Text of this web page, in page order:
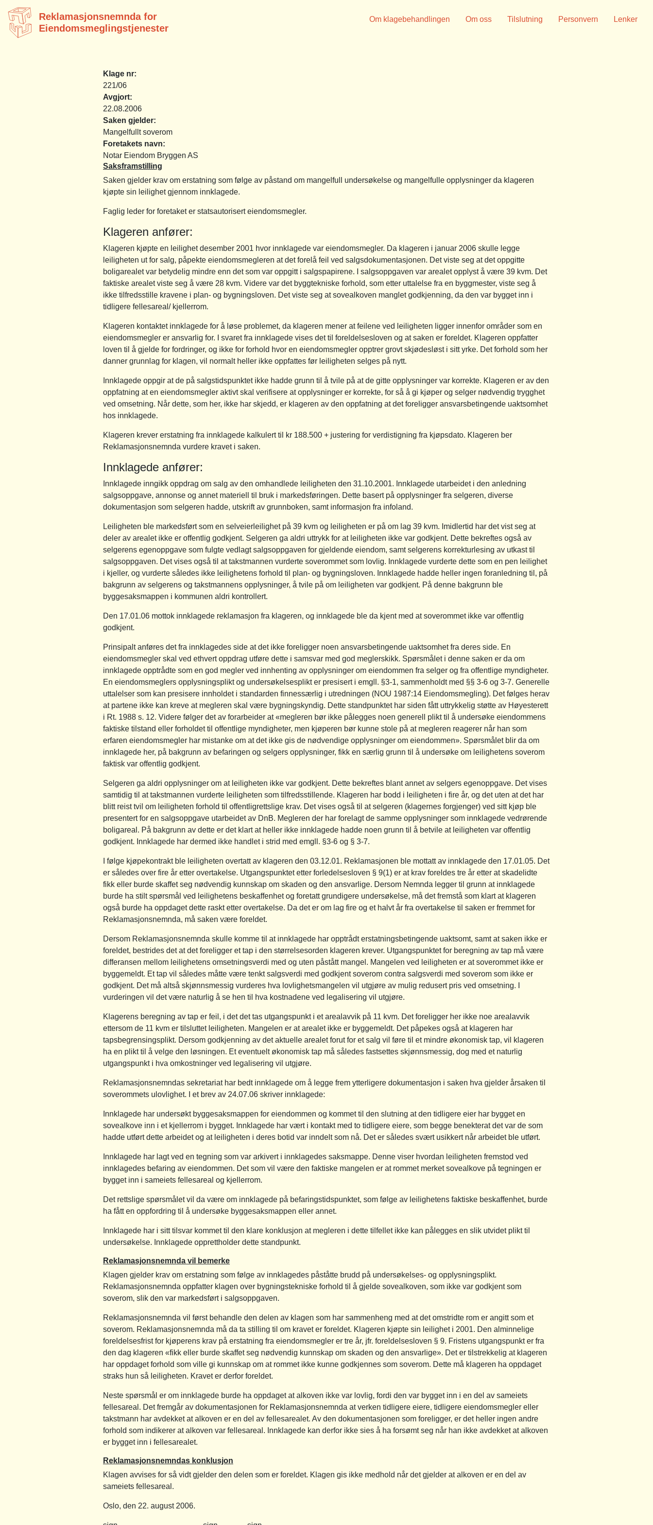
Reklamasjonsnemnda for
Eiendomsmeglingstjenester
Om klagebehandlingen Om oss Tilslutning Personvern Lenker
Klage nr:
221/06
Avgjort:
22.08.2006
Saken gjelder:
Mangelfullt soverom
Foretakets navn:
Notar Eiendom Bryggen AS
Saksframstilling
Saken gjelder krav om erstatning som følge av påstand om mangelfull undersøkelse og mangelfulle opplysninger da klageren
kjøpte sin leilighet gjennom innklagede.
Faglig leder for foretaket er statsautorisert eiendomsmegler.
Klageren anfører:
Klageren kjøpte en leilighet desember 2001 hvor innklagede var eiendomsmegler. Da klageren i januar 2006 skulle legge
leiligheten ut for salg, påpekte eiendomsmegleren at det forelå feil ved salgsdokumentasjonen. Det viste seg at det oppgitte
boligarealet var betydelig mindre enn det som var oppgitt i salgspapirene. I salgsoppgaven var arealet opplyst å være 39 kvm. Det
faktiske arealet viste seg å være 28 kvm. Videre var det byggtekniske forhold, som etter uttalelse fra en byggmester, viste seg å
ikke tilfredsstille kravene i plan- og bygningsloven. Det viste seg at sovealkoven manglet godkjenning, da den var bygget inn i
tidligere fellesareal/ kjellerrom.
Klageren kontaktet innklagede for å løse problemet, da klageren mener at feilene ved leiligheten ligger innenfor områder som en
eiendomsmegler er ansvarlig for. I svaret fra innklagede vises det til foreldelsesloven og at saken er foreldet. Klageren oppfatter
loven til å gjelde for fordringer, og ikke for forhold hvor en eiendomsmegler opptrer grovt skjødesløst i sitt yrke. Det forhold som her
danner grunnlag for klagen, vil normalt heller ikke oppfattes før leiligheten selges på nytt.
Innklagede oppgir at de på salgstidspunktet ikke hadde grunn til å tvile på at de gitte opplysninger var korrekte. Klageren er av den
oppfatning at en eiendomsmegler aktivt skal verifisere at opplysninger er korrekte, for så å gi kjøper og selger nødvendig trygghet
ved omsetning. Når dette, som her, ikke har skjedd, er klageren av den oppfatning at det foreligger ansvarsbetingende uaktsomhet
hos innklagede.
Klageren krever erstatning fra innklagede kalkulert til kr 188.500 + justering for verdistigning fra kjøpsdato. Klageren ber
Reklamasjonsnemnda vurdere kravet i saken.
Innklagede anfører:
Innklagede inngikk oppdrag om salg av den omhandlede leiligheten den 31.10.2001. Innklagede utarbeidet i den anledning
salgsoppgave, annonse og annet materiell til bruk i markedsføringen. Dette basert på opplysninger fra selgeren, diverse
dokumentasjon som selgeren hadde, utskrift av grunnboken, samt informasjon fra infoland.
Leiligheten ble markedsført som en selveierleilighet på 39 kvm og leiligheten er på om lag 39 kvm. Imidlertid har det vist seg at
deler av arealet ikke er offentlig godkjent. Selgeren ga aldri uttrykk for at leiligheten ikke var godkjent. Dette bekreftes også av
selgerens egenoppgave som fulgte vedlagt salgsoppgaven for gjeldende eiendom, samt selgerens korrekturlesing av utkast til
salgsoppgaven. Det vises også til at takstmannen vurderte soverommet som lovlig. Innklagede vurderte dette som en pen leilighet
i kjeller, og vurderte således ikke leilighetens forhold til plan- og bygningsloven. Innklagede hadde heller ingen foranledning til, på
bakgrunn av selgerens og takstmannens opplysninger, å tvile på om leiligheten var godkjent. På denne bakgrunn ble
byggesaksmappen i kommunen aldri kontrollert.
Den 17.01.06 mottok innklagede reklamasjon fra klageren, og innklagede ble da kjent med at soverommet ikke var offentlig
godkjent.
Prinsipalt anføres det fra innklagedes side at det ikke foreligger noen ansvarsbetingende uaktsomhet fra deres side. En
eiendomsmegler skal ved ethvert oppdrag utføre dette i samsvar med god meglerskikk. Spørsmålet i denne saken er da om
innklagede opptrådte som en god megler ved innhenting av opplysninger om eiendommen fra selger og fra offentlige myndigheter.
En eiendomsmeglers opplysningsplikt og undersøkelsesplikt er presisert i emgll. §3-1, sammenholdt med §§ 3-6 og 3-7. Generelle
uttalelser som kan presisere innholdet i standarden finnessærlig i utredningen (NOU 1987:14 Eiendomsmegling). Det følges herav
at partene ikke kan kreve at megleren skal være bygningskyndig. Dette standpunktet har siden fått uttrykkelig støtte av Høyesterett
i Rt. 1988 s. 12. Videre følger det av forarbeider at «megleren bør ikke pålegges noen generell plikt til å undersøke eiendommens
faktiske tilstand eller forholdet til offentlige myndigheter, men kjøperen bør kunne stole på at megleren reagerer når han som
erfaren eiendomsmegler har mistanke om at det ikke gis de nødvendige opplysninger om eiendommen». Spørsmålet blir da om
innklagede her, på bakgrunn av befaringen og selgers opplysninger, fikk en særlig grunn til å undersøke om leilighetens soverom
faktisk var offentlig godkjent.
Selgeren ga aldri opplysninger om at leiligheten ikke var godkjent. Dette bekreftes blant annet av selgers egenoppgave. Det vises
samtidig til at takstmannen vurderte leiligheten som tilfredsstillende. Klageren har bodd i leiligheten i fire år, og det uten at det har
blitt reist tvil om leiligheten forhold til offentligrettslige krav. Det vises også til at selgeren (klagernes forgjenger) ved sitt kjøp ble
presentert for en salgsoppgave utarbeidet av DnB. Megleren der har forelagt de samme opplysninger som innklagede vedrørende
boligareal. På bakgrunn av dette er det klart at heller ikke innklagede hadde noen grunn til å betvile at leiligheten var offentlig
godkjent. Innklagede har dermed ikke handlet i strid med emgll. §3-6 og § 3-7.
I følge kjøpekontrakt ble leiligheten overtatt av klageren den 03.12.01. Reklamasjonen ble mottatt av innklagede den 17.01.05. Det
er således over fire år etter overtakelse. Utgangspunktet etter forledelsesloven § 9(1) er at krav foreldes tre år etter at skadelidte
fikk eller burde skaffet seg nødvendig kunnskap om skaden og den ansvarlige. Dersom Nemnda legger til grunn at innklagede
burde ha stilt spørsmål ved leilighetens beskaffenhet og foretatt grundigere undersøkelse, må det fremstå som klart at klageren
også burde ha oppdaget dette raskt etter overtakelse. Da det er om lag fire og et halvt år fra overtakelse til saken er fremmet for
Reklamasjonsnemnda, må saken være foreldet.
Dersom Reklamasjonsnemnda skulle komme til at innklagede har opptrådt erstatningsbetingende uaktsomt, samt at saken ikke er
foreldet, bestrides det at det foreligger et tap i den størrelsesorden klageren krever. Utgangspunktet for beregning av tap må være
differansen mellom leilighetens omsetningsverdi med og uten påstått mangel. Mangelen ved leiligheten er at soverommet ikke er
byggemeldt. Et tap vil således måtte være tenkt salgsverdi med godkjent soverom contra salgsverdi med soverom som ikke er
godkjent. Det må altså skjønnsmessig vurderes hva lovlighetsmangelen vil utgjøre av mulig redusert pris ved omsetning. I
vurderingen vil det være naturlig å se hen til hva kostnadene ved legalisering vil utgjøre.
Klagerens beregning av tap er feil, i det det tas utgangspunkt i et arealavvik på 11 kvm. Det foreligger her ikke noe arealavvik
ettersom de 11 kvm er tilsluttet leiligheten. Mangelen er at arealet ikke er byggemeldt. Det påpekes også at klageren har
tapsbegrensingsplikt. Dersom godkjenning av det aktuelle arealet forut for et salg vil føre til et mindre økonomisk tap, vil klageren
ha en plikt til å velge den løsningen. Et eventuelt økonomisk tap må således fastsettes skjønnsmessig, dog med et naturlig
utgangspunkt i hva omkostninger ved legalisering vil utgjøre.
Reklamasjonsnemndas sekretariat har bedt innklagede om å legge frem ytterligere dokumentasjon i saken hva gjelder årsaken til
soverommets ulovlighet. I et brev av 24.07.06 skriver innklagede:
Innklagede har undersøkt byggesaksmappen for eiendommen og kommet til den slutning at den tidligere eier har bygget en
sovealkove inn i et kjellerrom i bygget. Innklagede har vært i kontakt med to tidligere eiere, som begge benekterat det var de som
hadde utført dette arbeidet og at leiligheten i deres botid var inndelt som nå. Det er således svært usikkert når arbeidet ble utført.
Innklagede har lagt ved en tegning som var arkivert i innklagedes saksmappe. Denne viser hvordan leiligheten fremstod ved
innklagedes befaring av eiendommen. Det som vil være den faktiske mangelen er at rommet merket sovealkove på tegningen er
bygget inn i sameiets fellesareal og kjellerrom.
Det rettslige spørsmålet vil da være om innklagede på befaringstidspunktet, som følge av leilighetens faktiske beskaffenhet, burde
ha fått en oppfordring til å undersøke byggesaksmappen eller annet.
Innklagede har i sitt tilsvar kommet til den klare konklusjon at megleren i dette tilfellet ikke kan pålegges en slik utvidet plikt til
undersøkelse. Innklagede opprettholder dette standpunkt.
Reklamasjonsnemnda vil bemerke
Klagen gjelder krav om erstatning som følge av innklagedes påståtte brudd på undersøkelses- og opplysningsplikt.
Reklamasjonsnemnda oppfatter klagen over bygningstekniske forhold til å gjelde sovealkoven, som ikke var godkjent som
soverom, slik den var markedsført i salgsoppgaven.
Reklamasjonsnemnda vil først behandle den delen av klagen som har sammenheng med at det omstridte rom er angitt som et
soverom. Reklamasjonsnemnda må da ta stilling til om kravet er foreldet. Klageren kjøpte sin leilighet i 2001. Den alminnelige
foreldelsesfrist for kjøperens krav på erstatning fra eiendomsmegler er tre år, jfr. foreldelsesloven § 9. Fristens utgangspunkt er fra
den dag klageren «fikk eller burde skaffet seg nødvendig kunnskap om skaden og den ansvarlige». Det er tilstrekkelig at klageren
har oppdaget forhold som ville gi kunnskap om at rommet ikke kunne godkjennes som soverom. Dette må klageren ha oppdaget
straks hun så leiligheten. Kravet er derfor foreldet.
Neste spørsmål er om innklagede burde ha oppdaget at alkoven ikke var lovlig, fordi den var bygget inn i en del av sameiets
fellesareal. Det fremgår av dokumentasjonen for Reklamasjonsnemnda at verken tidligere eiere, tidligere eiendomsmegler eller
takstmann har avdekket at alkoven er en del av fellesarealet. Av den dokumentasjonen som foreligger, er det heller ingen andre
forhold som indikerer at alkoven var fellesareal. Innklagede kan derfor ikke sies å ha forsømt seg når han ikke avdekket at alkoven
er bygget inn i fellesarealet.
Reklamasjonsnemndas konklusjon
Klagen avvises for så vidt gjelder den delen som er foreldet. Klagen gis ikke medhold når det gjelder at alkoven er en del av
sameiets fellesareal.
Oslo, den 22. august 2006.